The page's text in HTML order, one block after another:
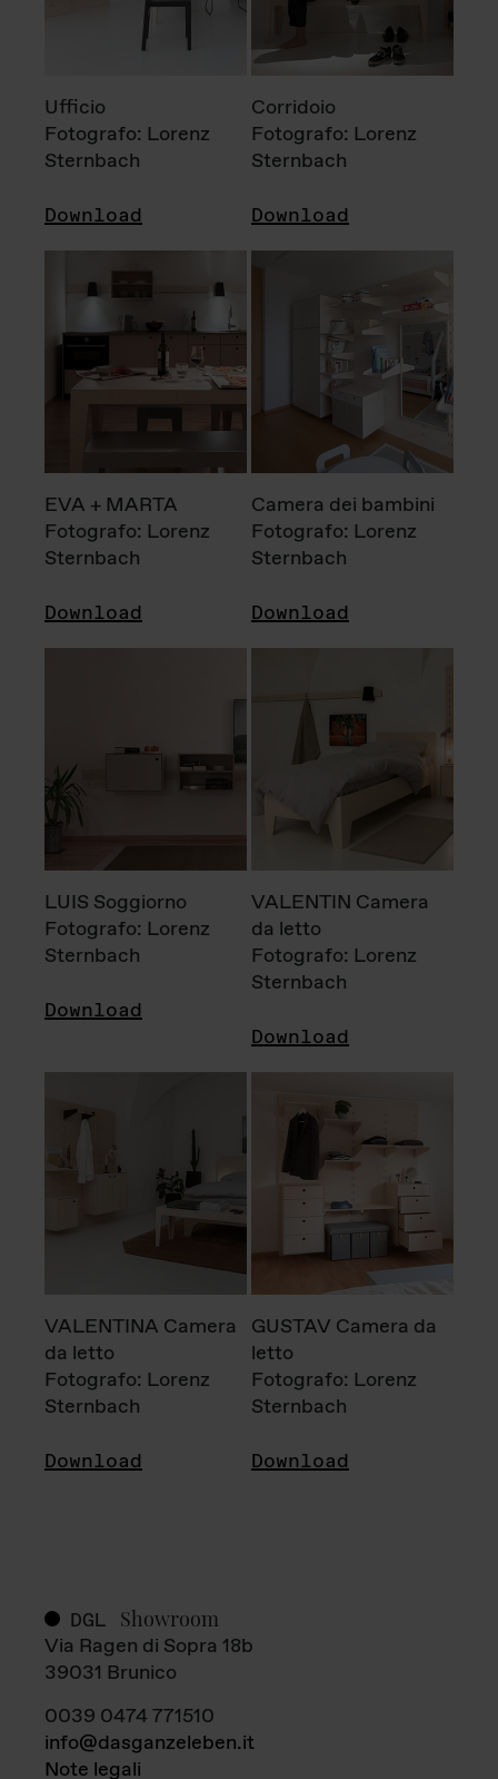
Ufficio
Fotografo: Lorenz
Sternbach
Download
Corridoio
Fotografo: Lorenz
Sternbach
Download
EVA + MARTA
Fotografo: Lorenz
Sternbach
Download
Camera dei bambini
Fotografo: Lorenz
Sternbach
Download
LUIS Soggiorno
Fotografo: Lorenz
Sternbach
Download
VALENTIN Camera
da letto
Fotografo: Lorenz
Sternbach
Download
VALENTINA Camera
da letto
Fotografo: Lorenz
Sternbach
Download
GUSTAV Camera da
letto
Fotografo: Lorenz
Sternbach
Download
DGL Showroom
Via Ragen di Sopra 18b
39031 Brunico
0039 0474 771510
info@dasganzeleben.it
Note legali